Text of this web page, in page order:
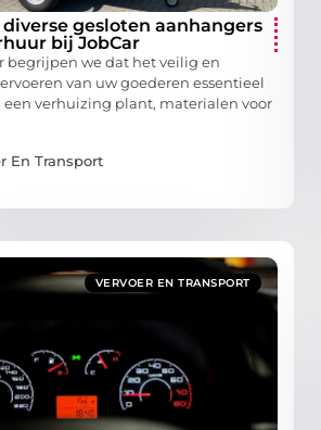
gesloten aanhangers
bij JobCar
begrijpen we dat het veilig en
van uw goederen essentieel
een verhuizing plant, materialen voor
En Transport
VERVOER EN TRANSPORT